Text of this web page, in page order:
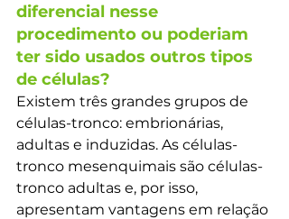
diferencial nesse
procedimento ou poderiam
ter sido usados outros tipos
de células?
Existem três grandes grupos de
células-tronco: embrionárias,
adultas e induzidas. As células-
tronco mesenquimais são células-
tronco adultas e, por isso,
apresentam vantagens em relação